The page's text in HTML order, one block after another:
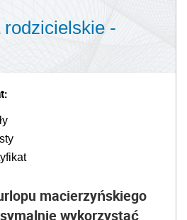
-
macierzyńskiego
wykorzystać